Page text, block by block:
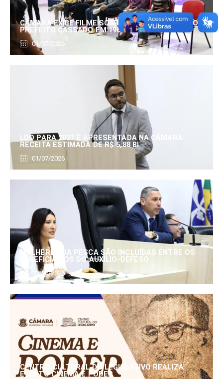
CÂMARA EXIBE FILME SOBRE EDUARDO SERRANO,
PREFEITO CASSADO EM 1960
01/07/2026
LDO PARA 2027 É APRESENTADA NA CÂMARA:
RECEITA ESTIMADA DE R$ 5,88 BI
01/07/2026
MULHERES DA PESCA SÃO INCLUÍDAS ENTRE OS
BENEFICIÁRIOS DO AUXÍLIO-DEFESO
30/06/2026
CENTRO CULTURAL DO LEGISLATIVO REALIZA
EVENTO CINEMA E PODER